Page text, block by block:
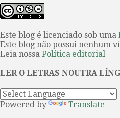
Este blog é licenciado sob uma
Este blog não possui nenhum
Leia nossa Política editorial
LER O LETRAS NOUTRA
Powered by Translate